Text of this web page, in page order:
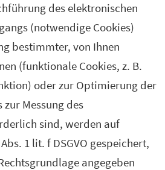
des elektronischen
(notwendige Cookies)
bestimmter, von Ihnen
(funktionale Cookies, z. B.
oder zur Optimierung der
zur Messung des
sind, werden auf
1 lit. f DSGVO gespeichert,
angegeben